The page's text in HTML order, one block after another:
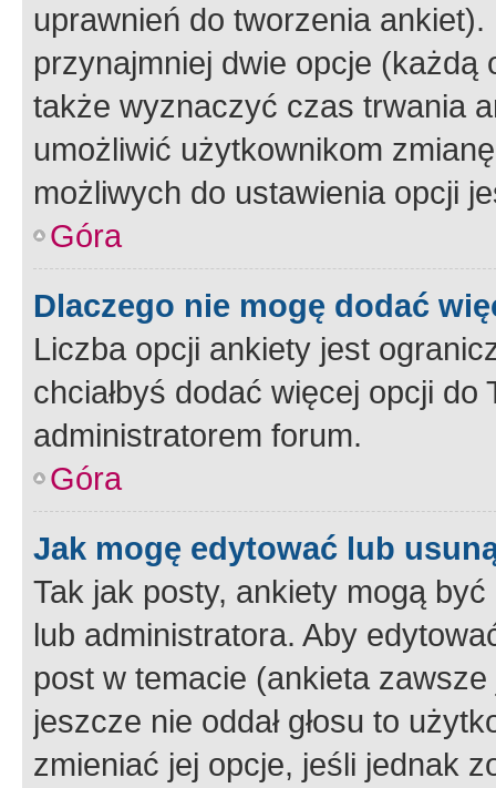
uprawnień do tworzenia
przynajmniej dwie opcje
także wyznaczyć czas trwania
umożliwić użytkownikom
możliwych do ustawienia opcji
Góra
Dlaczego nie mogę dodać
Liczba opcji ankiety jest
chciałbyś dodać więcej opcji
administratorem forum.
Góra
Jak mogę edytować lub
Tak jak posty, ankiety mogą
lub administratora. Aby
post w temacie (ankieta
jeszcze nie oddał głosu to
zmieniać jej opcje, jeśli jednak